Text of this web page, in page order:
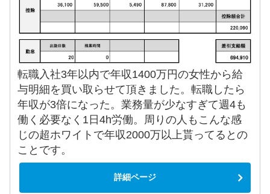
転職入社3年以内で年収1400万円の女性から給
与明細を買い取らせて頂きました。転職したら
年収が3倍になった。業務量が少なすぎて週4も
働く必要なく1日4h労働。周りの人もこんな感
じの超ホワイトで年収2000万以上貰ってるとの
ことです。
詳細ページ